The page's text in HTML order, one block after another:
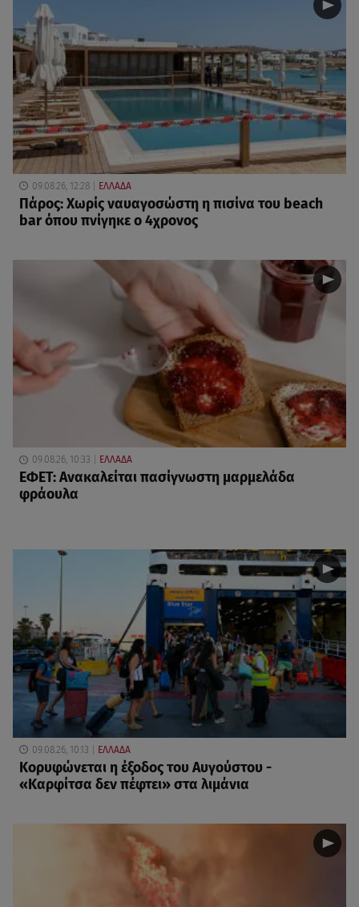
09.08.26, 12:28 ΕΛΛΑΔΑ
Πάρος: Χωρίς ναυαγοσώστη η πισίνα του beach
bar όπου πνίγηκε ο 4χρονος
09.08.26, 10:33 ΕΛΛΑΔΑ
ΕΦΕΤ: Ανακαλείται πασίγνωστη μαρμελάδα
φράουλα
09.08.26, 10:13 ΕΛΛΑΔΑ
Κορυφώνεται η έξοδος του Αυγούστου -
«Καρφίτσα δεν πέφτει» στα λιμάνια